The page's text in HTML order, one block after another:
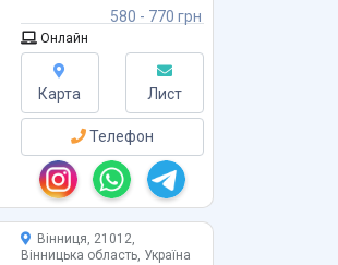
580 - 770 грн
Онлайн
Карта Лист
Телефон
Вінниця, 21012,
Вінницька область, Україна